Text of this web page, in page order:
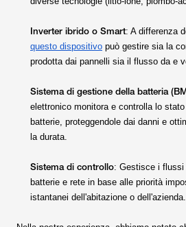
Inverter ibrido o Smart: A differenza
questo dispositivo può gestire sia la
prodotta dai pannelli sia il flusso da e
Sistema di gestione della batteria
elettronico monitora e controlla lo
batterie, proteggendole dai danni e
la durata.
Sistema di controllo: Gestisce i flussi
batterie e rete in base alle priorità
istantanei dell'abitazione o dell'azienda.